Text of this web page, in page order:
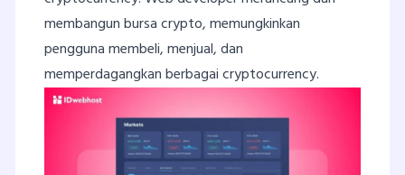
membangun bursa crypto, memungkinkan
pengguna membeli, menjual, dan
memperdagangkan berbagai cryptocurrency.